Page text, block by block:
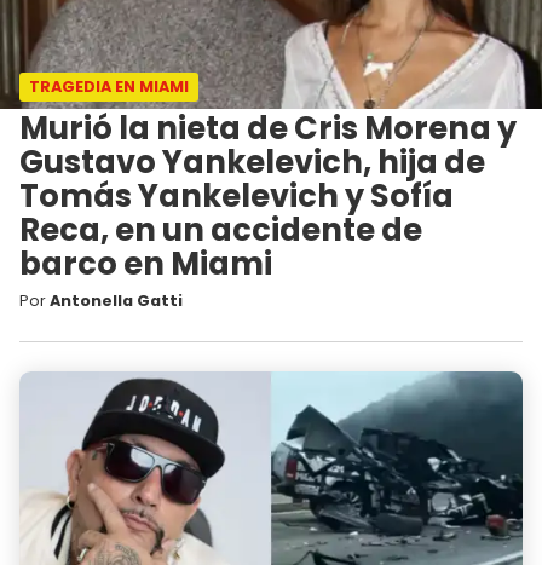
TRAGEDIA EN MIAMI
Murió la nieta de Cris Morena y
Gustavo Yankelevich, hija de
Tomás Yankelevich y Sofía
Reca, en un accidente de
barco en Miami
PorAntonella Gatti